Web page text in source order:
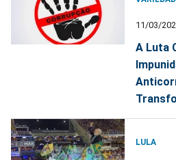
11/03/
A Luta
LULA